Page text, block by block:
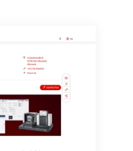
correo postal a
Berlín
anular la